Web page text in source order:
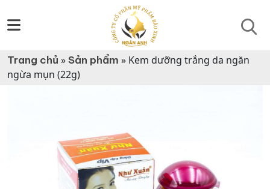
Trang chủ »Sản phẩm » Kem dưỡng trắng da ngăn
ngừa mụn (22g)